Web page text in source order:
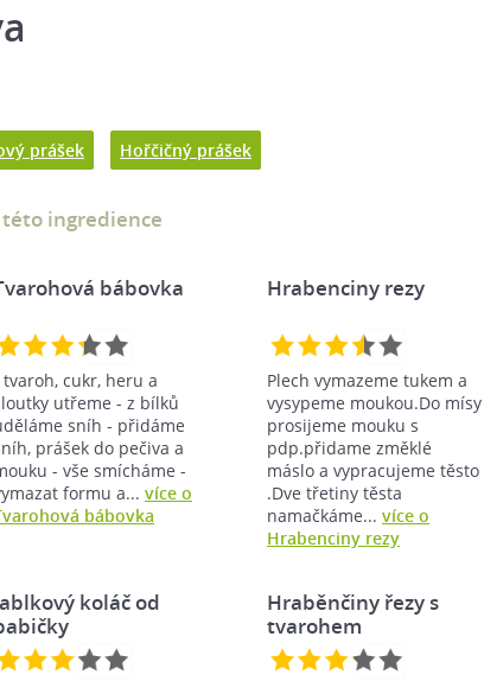
prášek Hořčičný prášek
ingredience
bábovka
tvaroh, cukr, heru a
utřeme - z bílků
sníh - přidáme
prášek do pečiva a
- vše smícháme -
formu a... více o
bábovka
Hrabenciny rezy
Plech vymazeme tukem a
vysypeme moukou.Do mísy
prosijeme mouku s
pdp.přidame změklé
máslo a vypracujeme těsto
.Dve třetiny těsta
namačkáme... více o
Hrabenciny rezy
koláč od
Hraběnčiny řezy s
tvarohem